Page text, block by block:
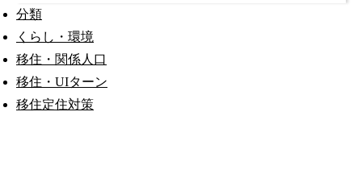
分類
くらし・環境
移住・関係人口
移住・UIターン
移住定住対策